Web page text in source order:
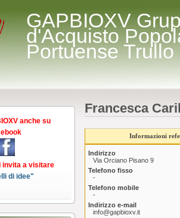
GAPBIOXV
d'Acquisto
Portuense Trullo
anche su
invita a visitare
di idee"
Francesca
Informazioni
Indirizzo
Via Orciano Pisano 9
Telefono fisso
-
Telefono mobile
-
Indirizzo e-mail
info@gapbioxv.it